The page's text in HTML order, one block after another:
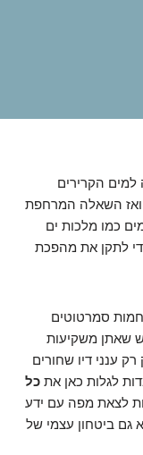
למים הקרירים
ואז השאלה המרחפת
כמו מלכות ים
לתקן את מהפכת
סמרטוטים
שאתן משקיעות
ענני דיו שחורים
לגלות כאן את כל
לצאת מפה עם ידע
גם ביטחון עצמי של